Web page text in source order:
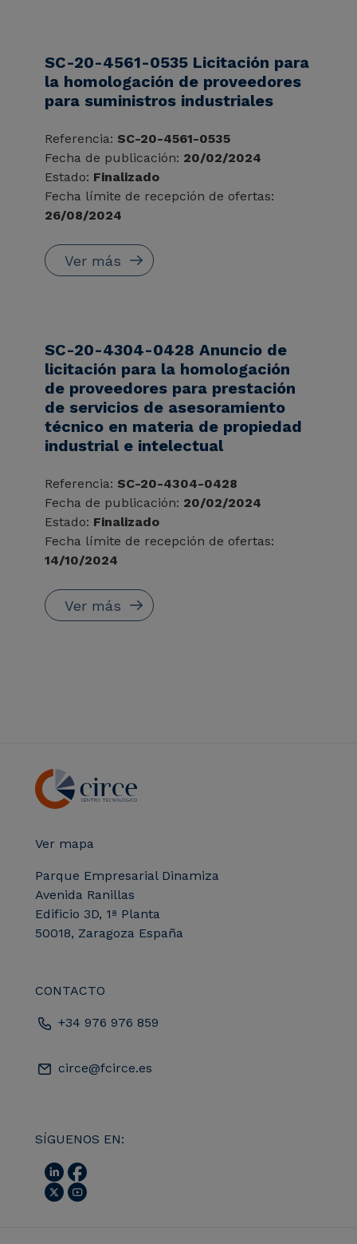
SC-20-4561-0535 Licitación para
la homologación de proveedores
para suministros industriales
Referencia: SC-20-4561-0535
Fecha de publicación: 20/02/2024
Estado: Finalizado
Fecha límite de recepción de ofertas:
26/08/2024
Ver más
SC-20-4304-0428 Anuncio de
licitación para la homologación
de proveedores para prestación
de servicios de asesoramiento
técnico en materia de propiedad
industrial e intelectual
Referencia: SC-20-4304-0428
Fecha de publicación: 20/02/2024
Estado: Finalizado
Fecha límite de recepción de ofertas:
14/10/2024
Ver más
Ver mapa
Parque Empresarial Dinamiza
Avenida Ranillas
Edificio 3D, 1ª Planta
50018, Zaragoza España
CONTACTO
+34 976 976 859
circe@fcirce.es
SÍGUENOS EN: